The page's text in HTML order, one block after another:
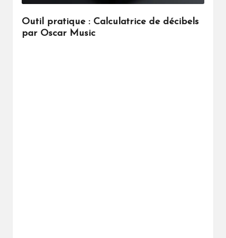
Outil pratique : Calculatrice de décibels
par Oscar Music